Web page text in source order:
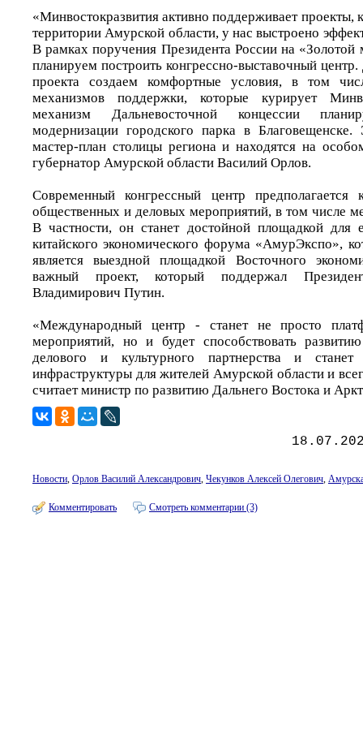
«Минвостокразвития активно поддерживает проекты,
территории Амурской области, у нас выстроено
В рамках поручения Президента России на «Золотой
планируем построить конгрессно-выставочный
проекта создаем комфортные условия, в том
механизмов поддержки, которые курирует
механизм Дальневосточной концессии
модернизации городского парка в
мастер-план столицы региона и находятся на
губернатор Амурской области Василий Орлов.
Современный конгрессный центр предполагается
общественных и деловых мероприятий, в том числе
В частности, он станет достойной площадкой для
китайского экономического форума «АмурЭкспо»,
является выездной площадкой Восточного
важный проект, который поддержал
Владимирович Путин.
«Международный центр - станет не просто
мероприятий, но и будет способствовать развитию
делового и культурного партнерства и
инфраструктуры для жителей Амурской области и
считает министр по развитию Дальнего Востока и
Новости, Орлов Василий Александрович, Чекунков Алексей Олегович,
Комментировать Смотреть комментарии (3)